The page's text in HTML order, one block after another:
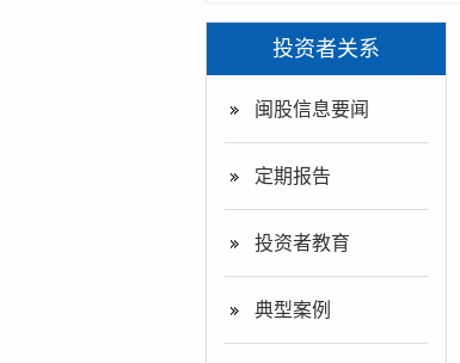
投资者关系
闽股信息要闻
定期报告
投资者教育
典型案例